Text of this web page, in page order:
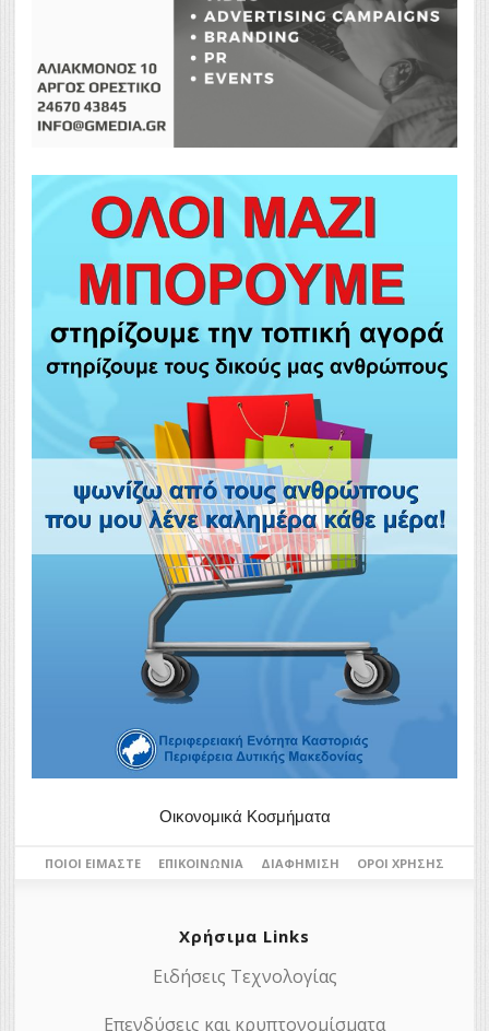
Οικονομικά Κοσμήματα
ΠΟΙΟΙ ΕΊΜΑΣΤΕ ΕΠΙΚΟΙΝΩΝΊΑ ΔΙΑΦΉΜΙΣΗ ΌΡΟΙ ΧΡΉΣΗΣ
Χρήσιμα Links
Ειδήσεις Τεχνολογίας
Επενδύσεις και κρυπτονομίσματα